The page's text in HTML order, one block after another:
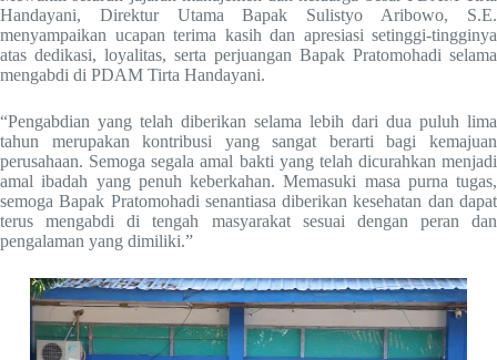
Handayani, Direktur Utama Bapak Sulistyo Aribowo, S.E.
menyampaikan ucapan terima kasih dan apresiasi setinggi-tingginya
atas dedikasi, loyalitas, serta perjuangan Bapak Pratomohadi selama
mengabdi di PDAM Tirta Handayani.
“Pengabdian yang telah diberikan selama lebih dari dua puluh lima
tahun merupakan kontribusi yang sangat berarti bagi kemajuan
perusahaan. Semoga segala amal bakti yang telah dicurahkan menjadi
amal ibadah yang penuh keberkahan. Memasuki masa purna tugas,
semoga Bapak Pratomohadi senantiasa diberikan kesehatan dan dapat
terus mengabdi di tengah masyarakat sesuai dengan peran dan
pengalaman yang dimiliki.”